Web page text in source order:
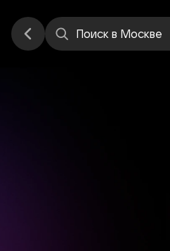
Поиск в Москве